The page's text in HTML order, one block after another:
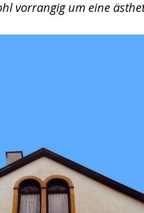
vorrangig um eine